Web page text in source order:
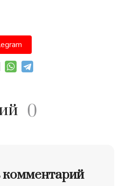
0
комментарий